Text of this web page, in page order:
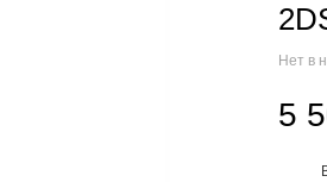
Нет в
5